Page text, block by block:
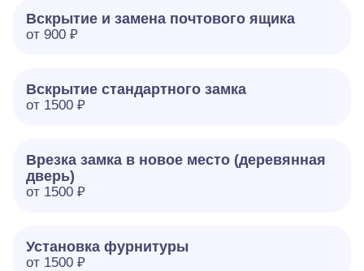
Вскрытие и замена почтового ящика
от 900 ₽
Вскрытие стандартного замка
от 1500 ₽
Врезка замка в новое место (деревянная
дверь)
от 1500 ₽
Установка фурнитуры
от 1500 ₽